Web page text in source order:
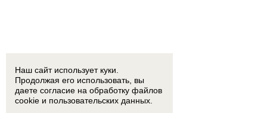
Наш сайт использует куки.
Продолжая его использовать, вы
даете согласие на обработку файлов
cookie и пользовательских данных.